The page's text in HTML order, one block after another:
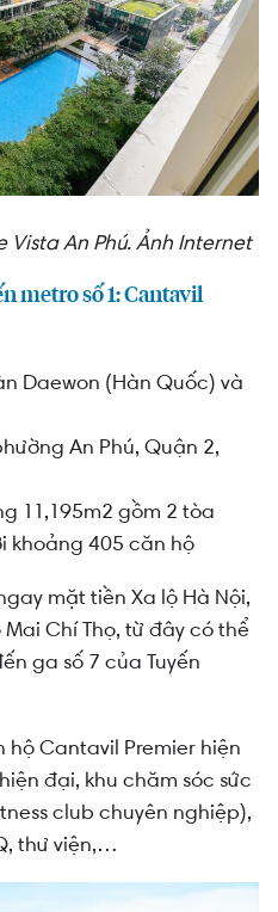
An Phú. Ảnh Internet
metro số 1: Cantavil
Daewon (Hàn Quốc) và
An Phú, Quận 2,
11,195m2 gồm 2 tòa
khoảng 405 căn hộ
mặt tiền Xa lộ Hà Nội,
Chí Thọ, từ đây có thể
ga số 7 của Tuyến
hộ Cantavil Premier hiện
đại, khu chăm sóc sức
club chuyên nghiệp),
thư viện,…